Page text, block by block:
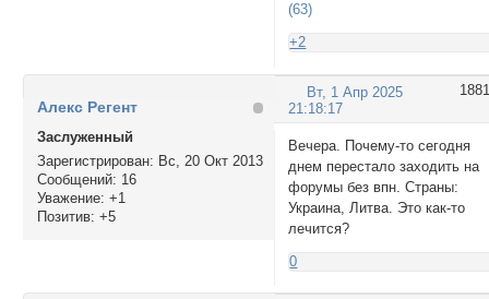
(63)
+2
1881
Вт, 1 Апр 2025
21:18:17
Алекс Регент
Заслуженный
Зарегистрирован: Вс, 20 Окт 2013
Сообщений: 16
Уважение: +1
Позитив: +5
Вечера. Почему-то сегодня
днем перестало заходить на
форумы без впн. Страны:
Украина, Литва. Это как-то
лечится?
0